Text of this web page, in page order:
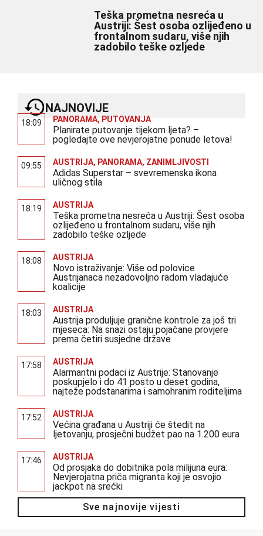
Teška prometna nesreća u
Austriji: Šest osoba ozlijeđeno u
frontalnom sudaru, više njih
zadobilo teške ozljede
NAJNOVIJE
18:09 PANORAMA, PUTOVANJA
Planirate putovanje tijekom ljeta? –
pogledajte ove nevjerojatne ponude letova!
09:55 AUSTRIJA, PANORAMA, ZANIMLJIVOSTI
Adidas Superstar – svevremenska ikona
uličnog stila
18:19 AUSTRIJA
Teška prometna nesreća u Austriji: Šest osoba
ozlijeđeno u frontalnom sudaru, više njih
zadobilo teške ozljede
18:08 AUSTRIJA
Novo istraživanje: Više od polovice
Austrijanaca nezadovoljno radom vladajuće
koalicije
18:03 AUSTRIJA
Austrija produljuje granične kontrole za još tri
mjeseca: Na snazi ostaju pojačane provjere
prema četiri susjedne države
17:58 AUSTRIJA
Alarmantni podaci iz Austrije: Stanovanje
poskupjelo i do 41 posto u deset godina,
najteže podstanarima i samohranim roditeljima
17:52 AUSTRIJA
Većina građana u Austriji će štedit na
ljetovanju, prosječni budžet pao na 1.200 eura
17:46 AUSTRIJA
Od prosjaka do dobitnika pola milijuna eura:
Nevjerojatna priča migranta koji je osvojio
jackpot na srećki
Sve najnovije vijesti